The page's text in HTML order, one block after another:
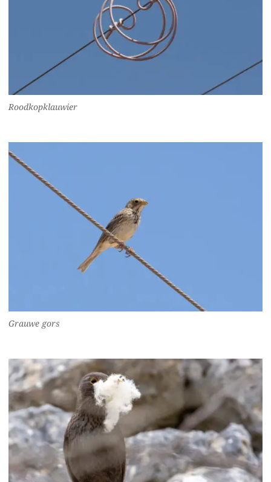
Roodkopklauwier
Grauwe gors